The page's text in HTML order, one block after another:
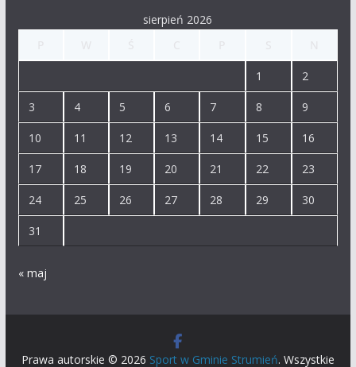
sierpień 2026
1 2
3 4 5 6 7 8 9
10 11 12 13 14 15 16
17 18 19 20 21 22 23
24 25 26 27 28 29 30
31
« maj
Prawa autorskie © 2026 Sport w Gminie Strumień. Wszystkie